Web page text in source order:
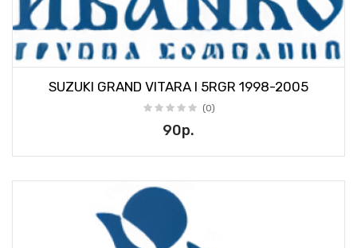
SUZUKI GRAND VITARA I 5RGR 1998-2005
(0)
90р.